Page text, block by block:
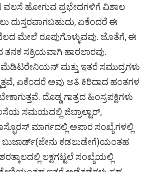
ವಲಸೆ ಹೋಗುವ ಪ್ರಭೇದಗಳಿಗೆ ವಿಶಾಲ
ದುಸ್ತರವಾಗಬಹುದು, ಏಕೆಂದರೆ ಈ
ಮೇಲೆ ರೂಪುಗೊಳ್ಳುವವು. ಜೊತೆಗೆ, ಈ
ತನಕ ಸಕ್ರಿಯವಾಗಿ ಹಾರಲಾರವು.
ಮೆಡಿಟರೇನಿಯನ್‌ ಮತ್ತು ಇತರೆ ಸಮುದ್ರಗಳು
ಏಕೆಂದರೆ ಅವು ಅತಿ ಕಿರಿದಾದ ಹಂತಗಳ
ದೊಡ್ಡ ಗಾತ್ರದ ಹಿಂಸ್ರಪಕ್ಷಿಗಳು
ಸಮಯದಲ್ಲಿ ಜಿಬ್ರಾಲ್ಟಾರ್‌,
ಮಾರ್ಗದಲ್ಲಿ ಅಪಾರ ಸಂಖ್ಯೆಗಳಲ್ಲಿ
ಬುಜಾರ್ಡ್(ಜೇನು ಕಡಲುಡೇಗೆ)ಯಂತಹ
ಲಕ್ಷಗಟ್ಟಲೆ ಸಂಖ್ಯೆಯಲ್ಲಿ